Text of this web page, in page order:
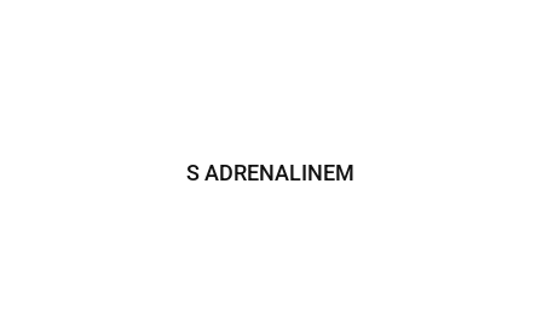
S ADRENALINEM